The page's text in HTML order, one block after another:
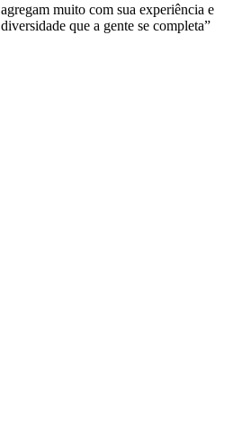
muito com sua experiência e
que a gente se completa”